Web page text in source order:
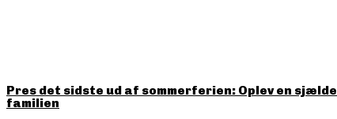
Pres det sidste ud af sommerferien: Oplev en
familien